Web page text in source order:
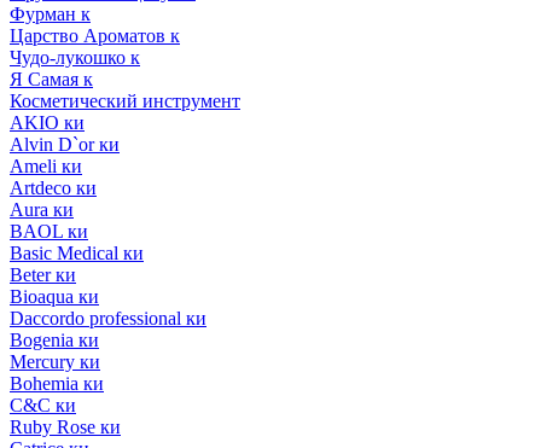
Фурман к
Царство Ароматов к
Чудо-лукошко к
Я Самая к
Косметический инструмент
AKIO ки
Alvin D`or ки
Ameli ки
Artdeco ки
Aura ки
BAOL ки
Basic Medical ки
Beter ки
Bioaqua ки
Daccordo professional ки
Bogenia ки
Mercury ки
Bohemia ки
C&C ки
Ruby Rose ки